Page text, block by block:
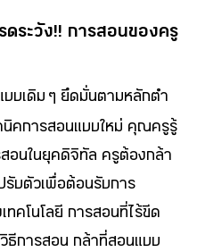
ระวัง!! การสอนของครู
บบเดิม ๆ ยึดมั่นตามหลักตำ
คนิคการสอนแบบใหม่ คุณครูรู้
อนในยุคดิจิทัล ครูต้องกล้า
รับตัวเพื่อต้อนรับการ
ทคโนโลยี การสอนที่ไร้ขีด
ธีการสอน กล้าที่สอนแบบ